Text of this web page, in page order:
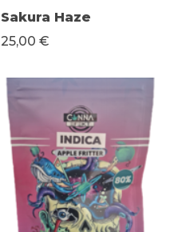
Sakura Haze
25,00 €